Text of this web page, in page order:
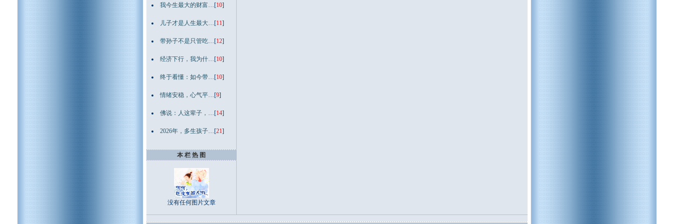
我今生最大的财富…[10]
儿子才是人生最大…[11]
带孙子不是只管吃…[12]
经济下行，我为什…[10]
终于看懂：如今带…[10]
情绪安稳，心气平…[9]
佛说：人这辈子，…[14]
2026年，多生孩子…[21]
本 栏 热 图
没有任何图片文章